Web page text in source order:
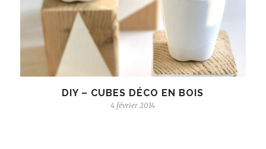
DIY – CUBES DÉCO EN BOIS
4 février 2014